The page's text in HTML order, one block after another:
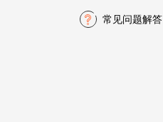
常见问题解答